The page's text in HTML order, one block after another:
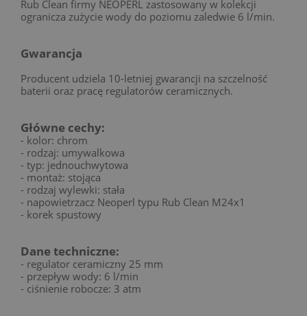
Rub Clean firmy NEOPERL zastosowany w kolekcji
ogranicza zużycie wody do poziomu zaledwie 6 l/min.
Gwarancja
Producent udziela 10-letniej gwarancji na szczelność
baterii oraz pracę regulatorów ceramicznych.
Główne cechy:
- kolor: chrom
- rodzaj: umywalkowa
- typ: jednouchwytowa
- montaż: stojąca
- rodzaj wylewki: stała
- napowietrzacz Neoperl typu Rub Clean M24x1
- korek spustowy
Dane techniczne:
- regulator ceramiczny 25 mm
- przepływ wody: 6 l/min
- ciśnienie robocze: 3 atm